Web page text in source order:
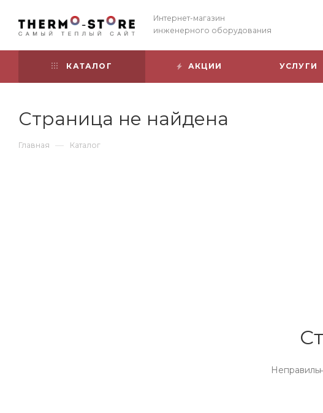
Интернет-магазин
инженерного оборудования
КАТАЛОГ АКЦИИ УСЛУГИ
Страница не найдена
Главная — Каталог